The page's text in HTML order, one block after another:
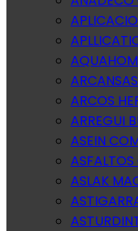
ARCOS
ARREGUI
ASEIN
ASLAK